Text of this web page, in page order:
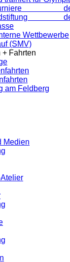
Wettbewerbe
(SMV)
+ Fahrten
am Feldberg
Medien